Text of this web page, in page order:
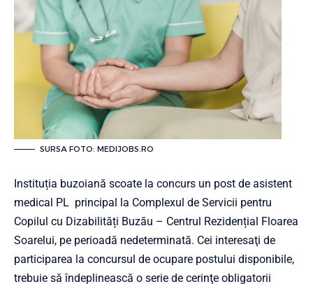
SURSA FOTO: MEDIJOBS.RO
Instituția buzoiană scoate la concurs un post de asistent
medical PL principal la Complexul de Servicii pentru
Copilul cu Dizabilități Buzău – Centrul Rezidențial Floarea
Soarelui, pe perioadă nedeterminată. Cei interesaţi de
participarea la concursul de ocupare postului disponibile,
trebuie să îndeplinească o serie de cerinţe obligatorii